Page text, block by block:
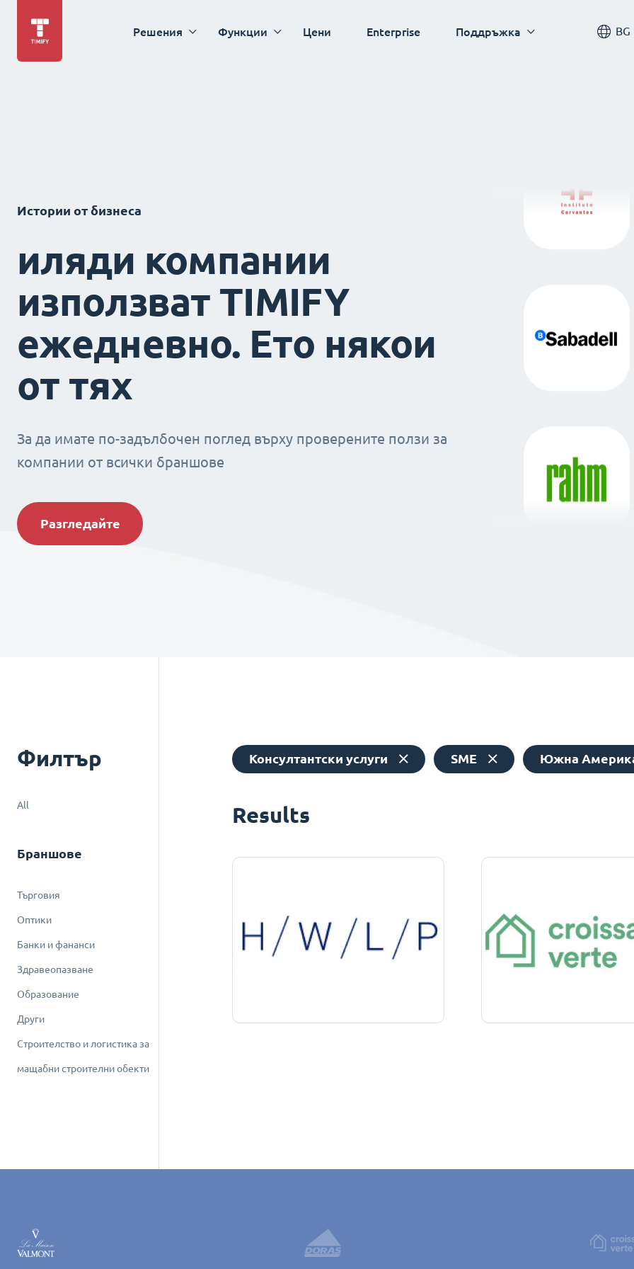
Решения Функции Цени Enterprise Поддръжка BG
Истории от бизнеса
иляди компании
използват TIMIFY
ежедневно. Ето някои
от тях
За да имате по-задълбочен поглед върху проверените ползи за
компании от всички браншове
Разгледайте
Филтър
All
Браншове
Търговия
Оптики
Банки и фананси
Здравеопазване
Образование
Други
Строителство и логистика за
мащабни строителни обекти
Консултантски услуги SME Южна
Results